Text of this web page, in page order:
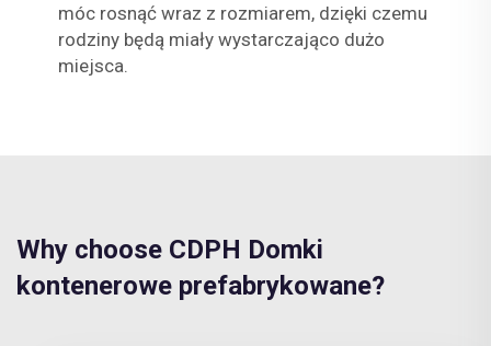
móc rosnąć wraz z rozmiarem, dzięki czemu
rodziny będą miały wystarczająco dużo
miejsca.
Why choose CDPH Domki
kontenerowe prefabrykowane?